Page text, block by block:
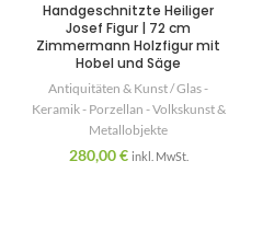
Handgeschnitzte Heiliger
Josef Figur | 72 cm
Zimmermann Holzfigur mit
Hobel und Säge
Antiquitäten & Kunst / Glas -
Keramik - Porzellan - Volkskunst &
Metallobjekte
280,00€ inkl. MwSt.